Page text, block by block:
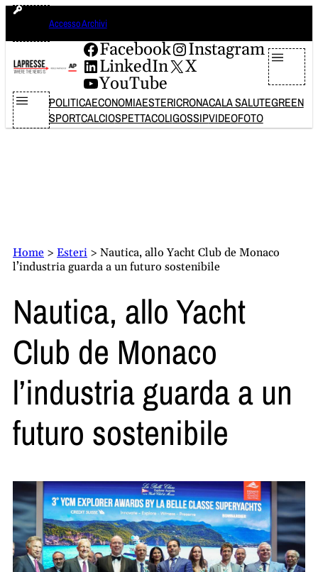
Vai
contenuto
Accesso Archivi
Facebook
Instagram
LinkedIn
X
YouTube
POLITICAECONOMIAESTERICRONACALA SALUTEGREEN
SPORTCALCIOSPETTACOLIGOSSIPVIDEOFOTO
Home > Esteri > Nautica, allo Yacht Club de Monaco
l’industria guarda a un futuro sostenibile
Nautica, allo Yacht
Club de Monaco
l’industria guarda a un
futuro sostenibile